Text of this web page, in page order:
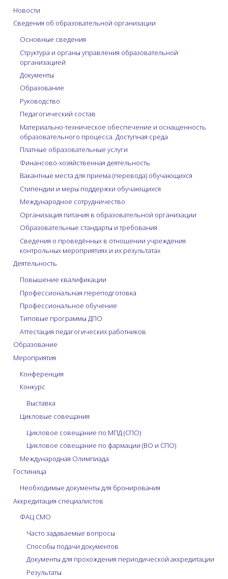
Новости
Сведения об образовательной организации
Основные сведения
Структура и органы управления образовательной
организацией
Документы
Образование
Руководство
Педагогический состав
Материально-техническое обеспечение и оснащенность
образовательного процесса. Доступная среда
Платные образовательные услуги
Финансово-хозяйственная деятельность
Вакантные места для приема (перевода) обучающихся
Стипендии и меры поддержки обучающихся
Международное сотрудничество
Организация питания в образовательной организации
Образовательные стандарты и требования
Сведения о проведённых в отношении учреждения
контрольных мероприятиях и их результатах
Деятельность
Повышение квалификации
Профессиональная переподготовка
Профессиональное обучение
Типовые программы ДПО
Аттестация педагогических работников
Образование
Мероприятия
Конференция
Конкурс
Выставка
Цикловые совещания
Цикловое совещание по МПД (СПО)
Цикловое совещание по фармации (ВО и СПО)
Международная Олимпиада
Гостиница
Необходимые документы для бронирования
Аккредитация специалистов
ФАЦ СМО
Часто задаваемые вопросы
Способы подачи документов
Документы для прохождения периодической аккредитации
Результаты